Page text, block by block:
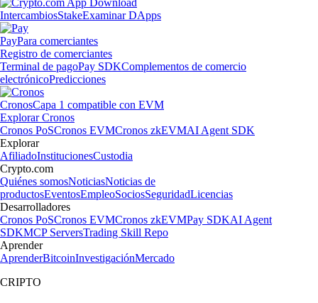
IntercambiosStakeExaminar DApps
PayPara comerciantes
Registro de comerciantes
Terminal de pagoPay SDKComplementos de comercio
electrónicoPredicciones
CronosCapa 1 compatible con EVM
Explorar Cronos
Cronos PoSCronos EVMCronos zkEVMAI Agent SDK
Explorar
AfiliadoInstitucionesCustodia
Crypto.com
Quiénes somosNoticiasNoticias de
productosEventosEmpleoSociosSeguridadLicencias
Desarrolladores
Cronos PoSCronos EVMCronos zkEVMPay SDKAI Agent
SDKMCP ServersTrading Skill Repo
Aprender
AprenderBitcoinInvestigaciónMercado
CRIPTO